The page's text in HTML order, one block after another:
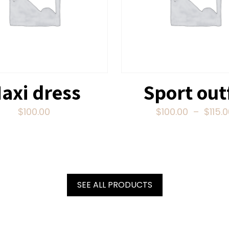
dress
$100.00
Sport
$100.00 – $
SEE ALL PRODUCTS